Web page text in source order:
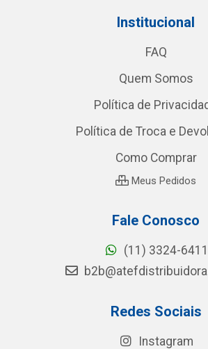
Institucional
FAQ
Quem Somos
Política de
Política de Troca e
Como Comprar
Meus Pedidos
Fale Conosco
(11) 3324-6411
Redes Sociais
Instagram